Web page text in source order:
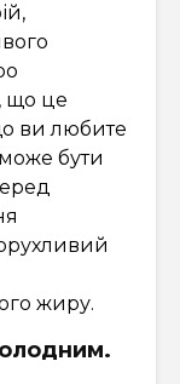
що це
ви любите
бути
жиру.